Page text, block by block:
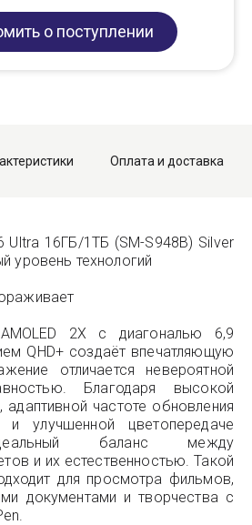
о поступлении
Оплата и доставка
Ultra 16ГБ/1ТБ (SM-S948B) Silver
уровень технологий
2X с диагональю 6,9
QHD+ создаёт впечатляющую
отличается невероятной
Благодаря высокой
адаптивной частоте обновления
цветопередаче
баланс между
и их естественностью. Такой
для просмотра фильмов,
документами и творчества с